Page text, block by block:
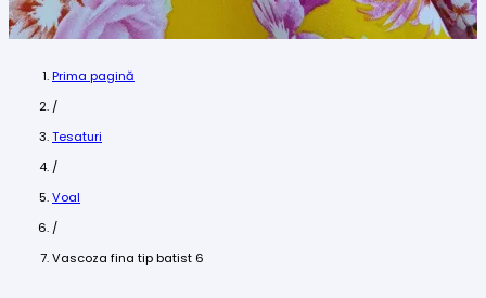
Prima pagină
/
Tesaturi
/
Voal
/
Vascoza fina tip batist 6